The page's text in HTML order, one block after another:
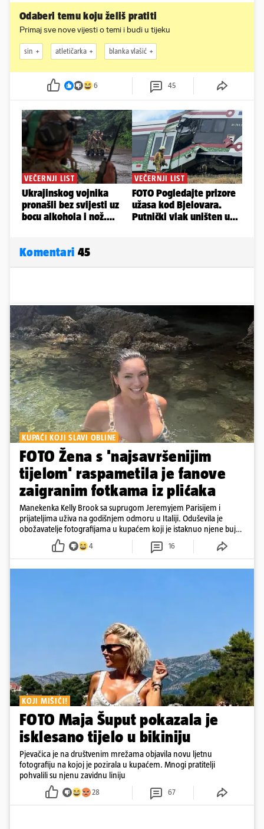
Odaberi temu koju želiš pratiti
Primaj sve nove vijesti o temi i budi u tijeku
sin atletičarka blanka vlašić
6 45
Komentari 45
KUPAĆI KOJI SLAVI OBLINE
FOTO Žena s 'najsavršenijim
tijelom' raspametila je fanove
zaigranim fotkama iz plićaka
Manekenka Kelly Brook sa suprugom Jeremyjem Parisijem i
prijateljima uživa na godišnjem odmoru u Italiji. Oduševila je
obožavatelje fotografijama u kupaćem koji je istaknuo njene bujne
4 16
KOJI MIŠIĆI!
FOTO Maja Šuput pokazala je
isklesano tijelo u bikiniju
Pjevačica je na društvenim mrežama objavila novu ljetnu
fotografiju na kojoj je pozirala u kupaćem. Mnogi pratitelji
pohvalili su njenu zavidnu liniju
28 67